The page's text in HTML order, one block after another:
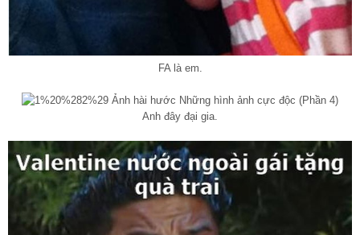
FA là em.
Anh đây đại gia.